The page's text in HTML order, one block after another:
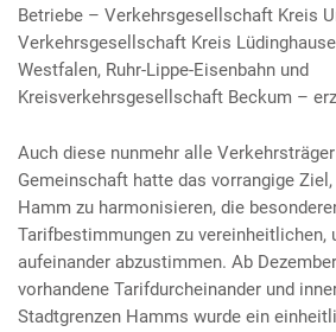
Betriebe – Verkehrsgesellschaft Kreis
Verkehrsgesellschaft Kreis
Westfalen, Ruhr-Lippe-Eisenbahn und
Kreisverkehrsgesellschaft Beckum –
Auch diese nunmehr alle
Gemeinschaft hatte das vorrangige
Hamm zu harmonisieren, die
Tarifbestimmungen zu vereinheitlichen,
aufeinander abzustimmen. Ab
vorhandene Tarifdurcheinander und
Stadtgrenzen Hamms wurde ein